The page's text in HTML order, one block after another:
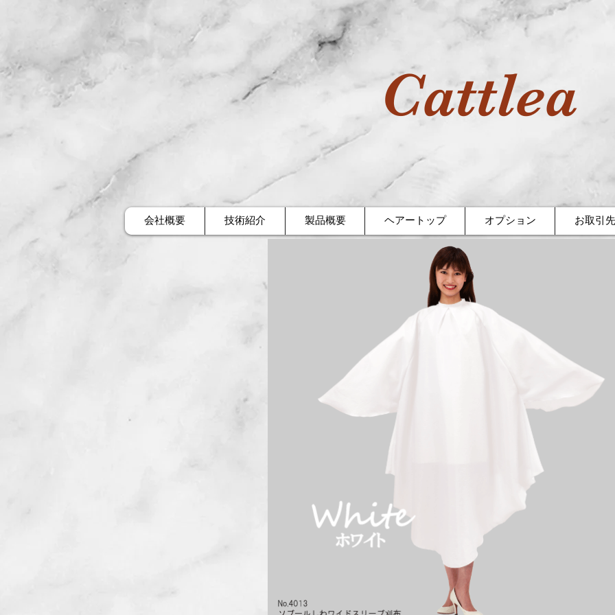
Cattlea
会社概要 技術紹介 製品概要 ヘアートップ オプション お取引